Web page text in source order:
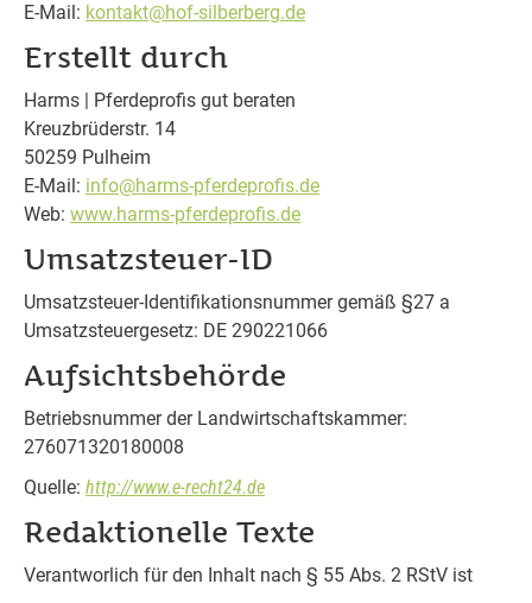
E-Mail: kontakt@hof-silberberg.de
Erstellt durch
Harms | Pferdeprofis gut beraten
Kreuzbrüderstr. 14
50259 Pulheim
E-Mail: info@harms-pferdeprofis.de
Web: www.harms-pferdeprofis.de
Umsatzsteuer-ID
Umsatzsteuer-Identifikationsnummer gemäß §27 a
Umsatzsteuergesetz: DE 290221066
Aufsichtsbehörde
Betriebsnummer der Landwirtschaftskammer:
276071320180008
Quelle: http://www.e-recht24.de
Redaktionelle Texte
Verantworlich für den Inhalt nach § 55 Abs. 2 RStV ist